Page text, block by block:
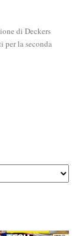
di Deckers
per la seconda